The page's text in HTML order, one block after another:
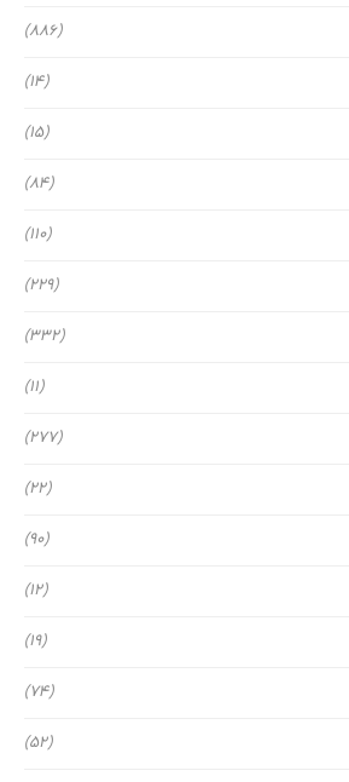
(886)
(14)
(15)
(84)
(110)
(229)
(332)
(11)
(277)
(22)
(90)
(12)
(19)
(74)
(52)